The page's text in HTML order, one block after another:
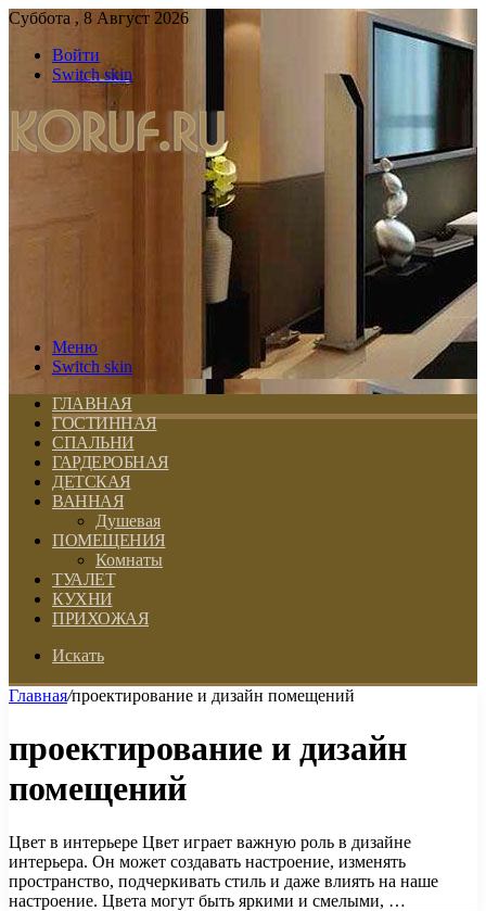
Суббота , 8 Август 2026
Войти
Switch skin
Меню
Switch skin
ГЛАВНАЯ
ГОСТИННАЯ
СПАЛЬНИ
ГАРДЕРОБНАЯ
ДЕТСКАЯ
ВАННАЯ
Душевая
ПОМЕЩЕНИЯ
Комнаты
ТУАЛЕТ
КУХНИ
ПРИХОЖАЯ
Искать
Главная/проектирование и дизайн помещений
проектирование и дизайн
помещений
Цвет в интерьере Цвет играет важную роль в дизайне
интерьера. Он может создавать настроение, изменять
пространство, подчеркивать стиль и даже влиять на наше
настроение. Цвета могут быть яркими и смелыми, …